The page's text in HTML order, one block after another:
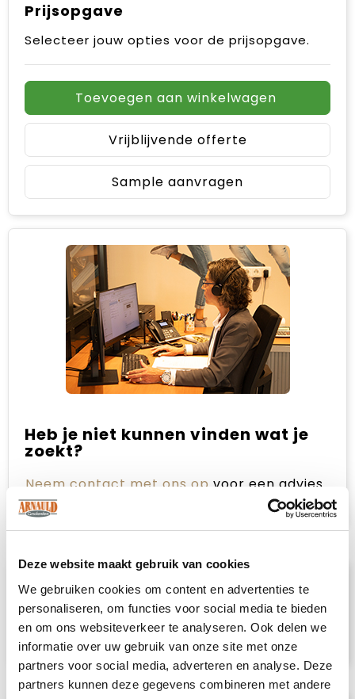
Deze website maakt gebruik van cookies
We gebruiken cookies om content en advertenties te
personaliseren, om functies voor social media te bieden
en om ons websiteverkeer te analyseren. Ook delen we
informatie over uw gebruik van onze site met onze
partners voor social media, adverteren en analyse. Deze
partners kunnen deze gegevens combineren met andere
Prijsopgave
Selecteer jouw opties voor de prijsopgave.
Toevoegen aan winkelwagen
Vrijblijvende offerte
Sample aanvragen
Heb je niet kunnen vinden wat je
zoekt?
Neem contact met ons op voor een advies
op maat.
Omschrijving
Visitekaartje wilde bloemenzaden.
Afmetingen: 55 x 85 mm. Gemaakt in de EU.